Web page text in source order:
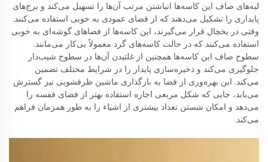
لبه‌های صاف این کاسه‌ها انباشتن مرتب آن‌ها را تسهیل می‌کند و برج‌های
پایداری را تشکیل می‌دهند که از فضای عمودی به خوبی استفاده می‌کنند.
وقتی در یخچال قرار می‌گیرند، این کاسه‌ها از فضاهای گوشه‌ای به خوبی
استفاده می‌کنند که در حالت کاسه‌های گرد معمولاً بی‌کار می‌مانند.
سطوح صاف این کاسه‌ها همچنین از غلتیدن آن‌ها در سطوح شیب‌دار
جلوگیری می‌کند و ذخیره‌سازی پایدار را در شرایط مختلف تضمین
می‌کند. این بهره‌وری از فضا به بارگذاری ماشین ظرفشویی نیز گسترش
می‌یابد، جایی که شکل مربعی اجازه استفاده بهتر از فضای قفسه را
می‌دهد و امکان شستن تعداد بیشتری از اشیاء را به طور همزمان فراهم
می‌کند.